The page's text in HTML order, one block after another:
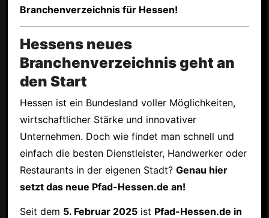
Branchenverzeichnis für Hessen!
Hessens neues
Branchenverzeichnis geht an
den Start
Hessen ist ein Bundesland voller Möglichkeiten,
wirtschaftlicher Stärke und innovativer
Unternehmen. Doch wie findet man schnell und
einfach die besten Dienstleister, Handwerker oder
Restaurants in der eigenen Stadt? Genau hier
setzt das neue Pfad-Hessen.de an!
Seit dem 5. Februar 2025ist Pfad-Hessen.de in